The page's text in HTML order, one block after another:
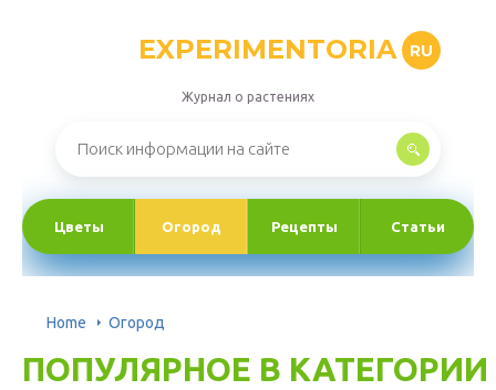
EXPERIMENTORIA RU
Журнал о растениях
Цветы Огород Рецепты Статьи
Home Огород
ПОПУЛЯРНОЕ В КАТЕГОРИИ